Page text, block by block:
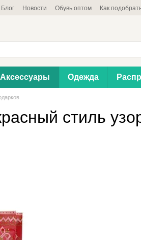
Блог Новости Обувь оптом Как
Аксессуары Одежда
стиль